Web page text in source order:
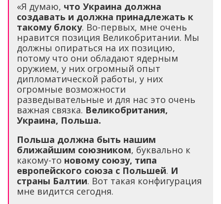
«Я думаю, что Украина должна
создавать и должна принадлежать к
такому блоку. Во-первых, мне очень
нравится позиция Великобритании. Мы
должны опираться на их позицию,
потому что они обладают ядерным
оружием, у них огромный опыт
дипломатической работы, у них
огромные возможности
разведывательные и для нас это очень
важная связка. Великобритания,
Украина, Польша.
Польша должна быть нашим
ближайшим союзником, буквально к
какому-то новому союзу, типа
европейского союза с Польшей. И
страны Балтии. Вот такая конфигурация
мне видится сегодня.